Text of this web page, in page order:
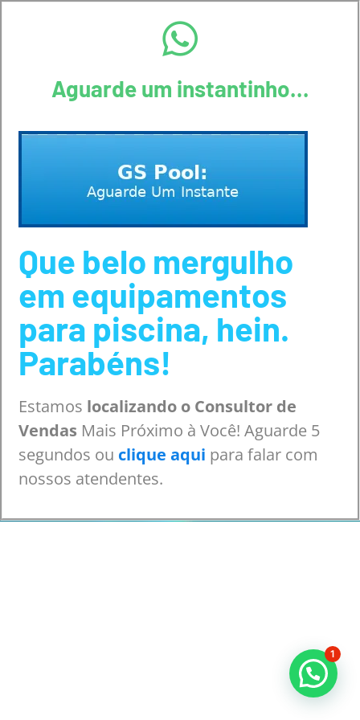
Aguarde um instantinho...
Que belo mergulho
em equipamentos
para piscina, hein.
Parabéns!
Estamos localizando o Consultor de
Vendas Mais Próximo à Você! Aguarde 5
segundos ou clique aqui para falar com
nossos atendentes.
1